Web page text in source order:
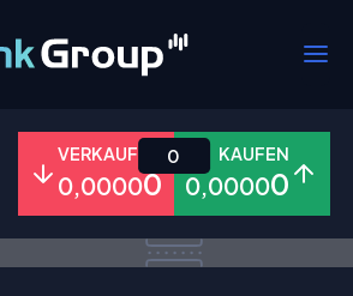
Alle Forex Metalle Aktien
VERKAUFEN
0,00000
KAUFEN
0,00000
0